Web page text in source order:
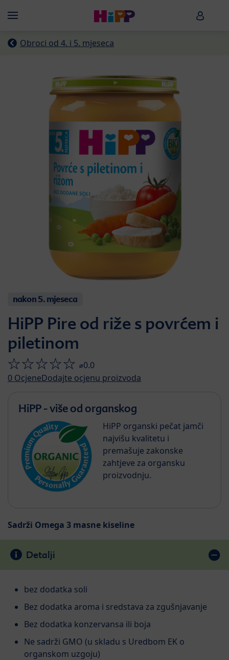
Menü HiPP
Obroci od 4. i 5. mjeseca
nakon 5. mjeseca
HiPP Pire od riže s povrćem i
piletinom
⌀0.0
0 OcjeneDodajte ocjenu proizvoda
HiPP - više od organskog
HiPP organski pečat jamči
najvišu kvalitetu i
premašuje zakonske
zahtjeve za organsku
proizvodnju.
Sadrži Omega 3 masne kiseline
Detalji
bez dodatka soli
Bez dodatka aroma i sredstava za zgušnjavanje
Bez dodatka konzervansa ili boja
Ne sadrži GMO (u skladu s Uredbom EK o
organskom uzgoju)